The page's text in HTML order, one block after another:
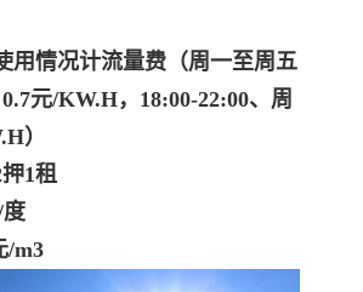
用情况计流量费（周一至周五
元/KW.H，18:00-22:00、周
）
1租
度
/m3